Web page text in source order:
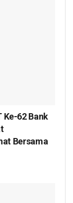
Ke-62 Bank
Bersama